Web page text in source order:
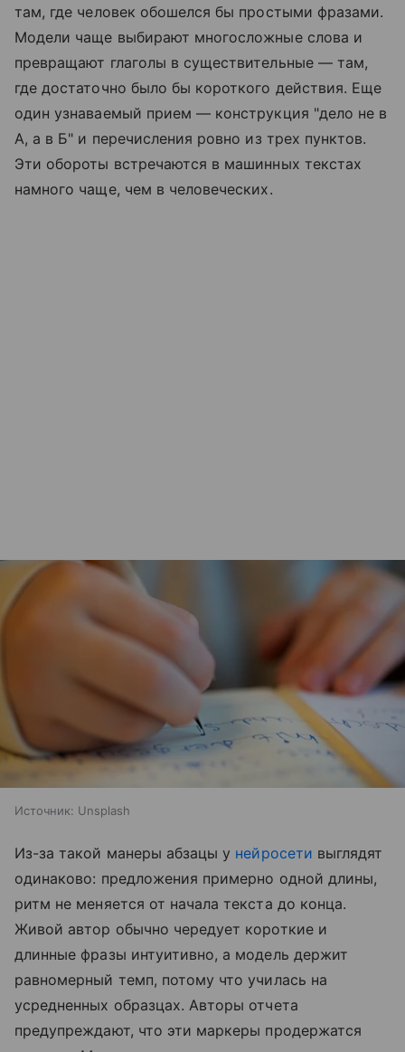
там, где человек обошелся бы простыми фразами.
Модели чаще выбирают многосложные слова и
превращают глаголы в существительные — там,
где достаточно было бы короткого действия. Еще
один узнаваемый прием — конструкция "дело не в
А, а в Б" и перечисления ровно из трех пунктов.
Эти обороты встречаются в машинных текстах
намного чаще, чем в человеческих.
Источник: Unsplash
Из-за такой манеры абзацы у нейросети выглядят
одинаково: предложения примерно одной длины,
ритм не меняется от начала текста до конца.
Живой автор обычно чередует короткие и
длинные фразы интуитивно, а модель держит
равномерный темп, потому что училась на
усредненных образцах. Авторы отчета
предупреждают, что эти маркеры продержатся